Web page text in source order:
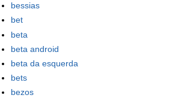
bessias
bet
beta
beta android
beta da esquerda
bets
bezos